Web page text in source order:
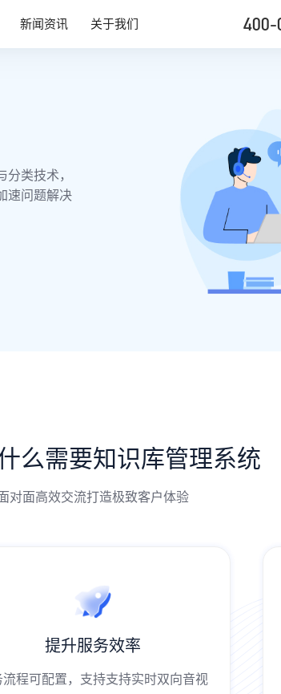
新闻资讯 关于我们 400-
类技术，
速问题解决
么需要知识库管理系统
对面高效交流打造极致客户体验
提升服务效率
流程可配置，支持支持实时双向音视